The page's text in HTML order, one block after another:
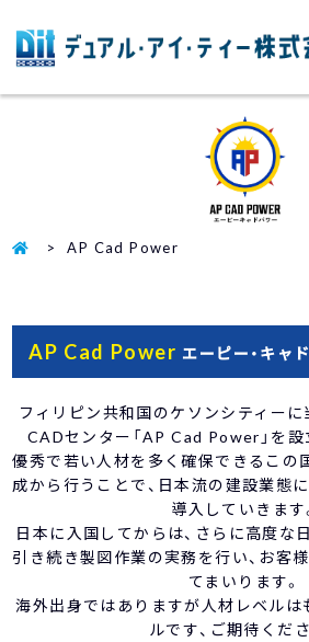
AP Cad Power
AP Cad Power エーピー・キャ
フィリピン共和国のケソンシティー
CADセンター「AP Cad Power」を設
優秀で若い人材を多く確保できるこの
成から行うことで、日本流の建設業態
導入していきます
日本に入国してからは、さらに高度な
引き続き製図作業の実務を行い、お客
てまいります。
海外出身ではありますが人材レベルは
ルです、ご期待くださ